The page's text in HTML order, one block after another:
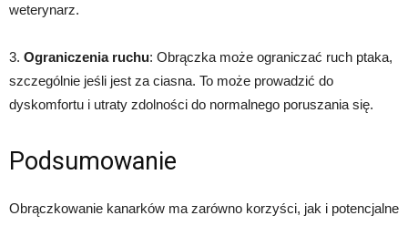
weterynarz.
3. Ograniczenia ruchu: Obrączka może ograniczać ruch ptaka,
szczególnie jeśli jest za ciasna. To może prowadzić do
dyskomfortu i utraty zdolności do normalnego poruszania się.
Podsumowanie
Obrączkowanie kanarków ma zarówno korzyści, jak i potencjalne